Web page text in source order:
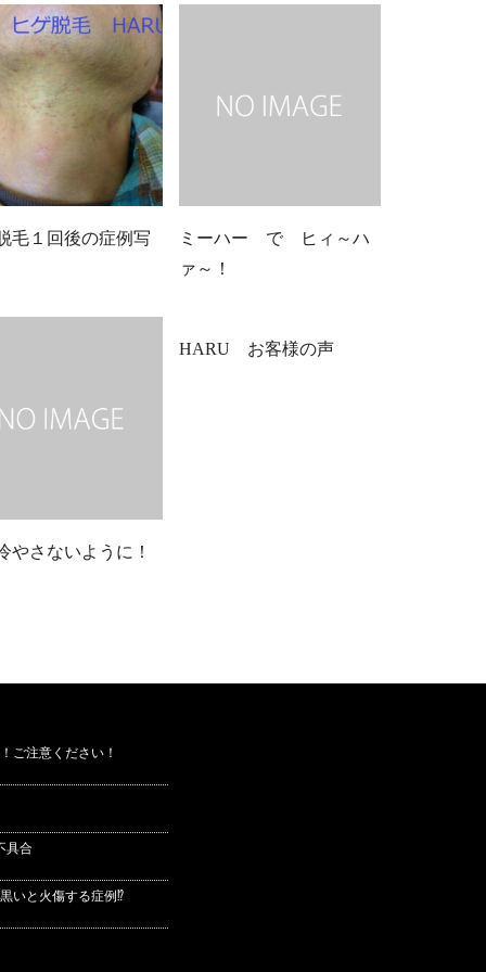
毛１回後の症例写
ミーハー で ヒィ～ハ
ァ～！
やさないように！
HARU お客様の声
ご注意ください！
具合
いと火傷する症例⁉